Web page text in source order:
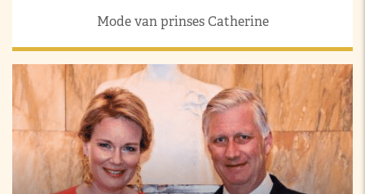
Mode van prinses Catherine